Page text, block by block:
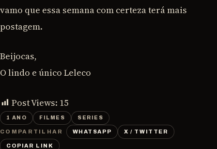
vamo que essa semana com certeza terá mais
postagem.
Beijocas,
O lindo e único Leleco
Post Views: 15
1 ANO FILMES SERIES
COMPARTILHAR WHATSAPP X / TWITTER
COPIAR LINK